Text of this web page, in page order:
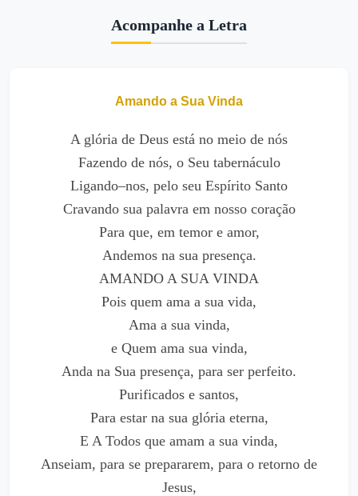
Acompanhe a Letra
Amando a Sua Vinda
A glória de Deus está no meio de nós
Fazendo de nós, o Seu tabernáculo
Ligando–nos, pelo seu Espírito Santo
Cravando sua palavra em nosso coração
Para que, em temor e amor,
Andemos na sua presença.
AMANDO A SUA VINDA
Pois quem ama a sua vida,
Ama a sua vinda,
e Quem ama sua vinda,
Anda na Sua presença, para ser perfeito.
Purificados e santos,
Para estar na sua glória eterna,
E A Todos que amam a sua vinda,
Anseiam, para se prepararem, para o retorno de
Jesus,